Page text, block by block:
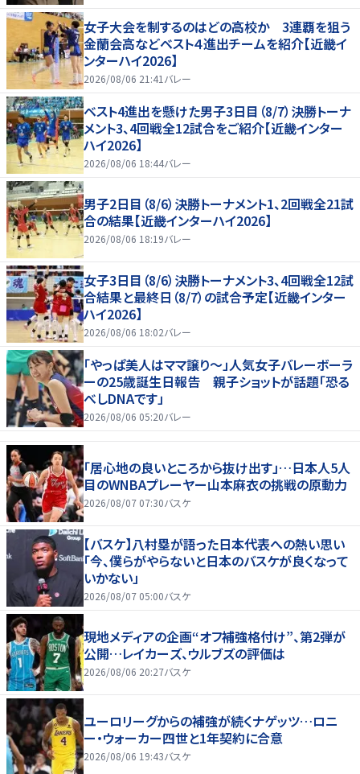
女子大会を制するのはどの高校か 3連覇を狙う
金蘭会高などベスト４進出チームを紹介【近畿イ
ンターハイ2026】
2026/08/06 21:41 バレー
ベスト4進出を懸けた男子3日目（8/7）決勝トーナ
メント3、4回戦全12試合をご紹介【近畿インター
ハイ2026】
2026/08/06 18:44バレー
男子2日目（8/6）決勝トーナメント1、2回戦全21試
合の結果【近畿インターハイ2026】
2026/08/06 18:19バレー
女子3日目（8/6）決勝トーナメント3、4回戦全12試
合結果と最終日（8/7）の試合予定【近畿インター
ハイ2026】
2026/08/06 18:02バレー
「やっぱ美人はママ譲り～」人気女子バレーボーラ
ーの25歳誕生日報告 親子ショットが話題「恐る
べしDNAです」
2026/08/06 05:20バレー
「居心地の良いところから抜け出す」…日本人5人
目のWNBAプレーヤー山本麻衣の挑戦の原動力
2026/08/07 07:30バスケ
【バスケ】八村塁が語った日本代表への熱い思い
「今、僕らがやらないと日本のバスケが良くなって
いかない」
2026/08/07 05:00バスケ
現地メディアの企画“オフ補強格付け”、第2弾が
公開…レイカーズ、ウルブズの評価は
2026/08/06 20:27バスケ
ユーロリーグからの補強が続くナゲッツ…ロニ
ー・ウォーカー四世と1年契約に合意
2026/08/06 19:43バスケ